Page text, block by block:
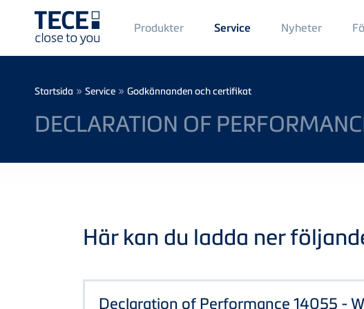
Main
Menü
1
Produkter Service Nyheter
2
Breadcrumb
Startsida » Service » Godkännanden och certifikat
DECLARATION OF
Här kan du ladda ner
Declaration of Performance 14055 -